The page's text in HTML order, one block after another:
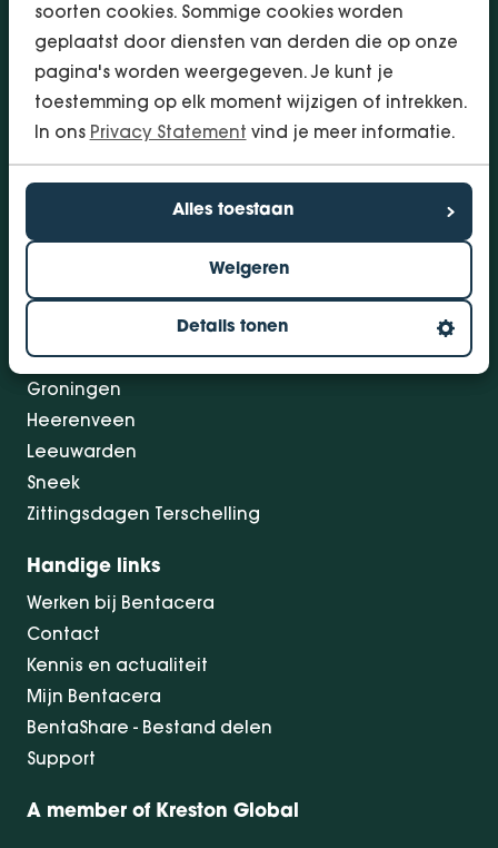
soorten cookies. Sommige cookies worden
geplaatst door diensten van derden die op onze
pagina's worden weergegeven. Je kunt je
toestemming op elk moment wijzigen of intrekken.
In ons Privacy Statement vind je meer informatie.
Alles toestaan
Weigeren
Details tonen
Audit & Assurance
Arbo & Verzuim
Bedrijfsadvies
Belastingadvies
Financieringen
Bolsward
Drachten
Groningen
Heerenveen
Leeuwarden
Sneek
Zittingsdagen Terschelling
Handige links
Werken bij Bentacera
Contact
Kennis en actualiteit
Mijn Bentacera
BentaShare - Bestand delen
Support
A member of Kreston Global